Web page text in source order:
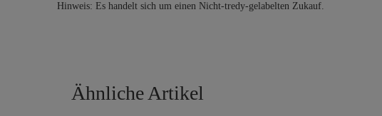
Hinweis: Es handelt sich um einen Nicht-tredy-gelabelten Zukauf.
Ähnliche Artikel